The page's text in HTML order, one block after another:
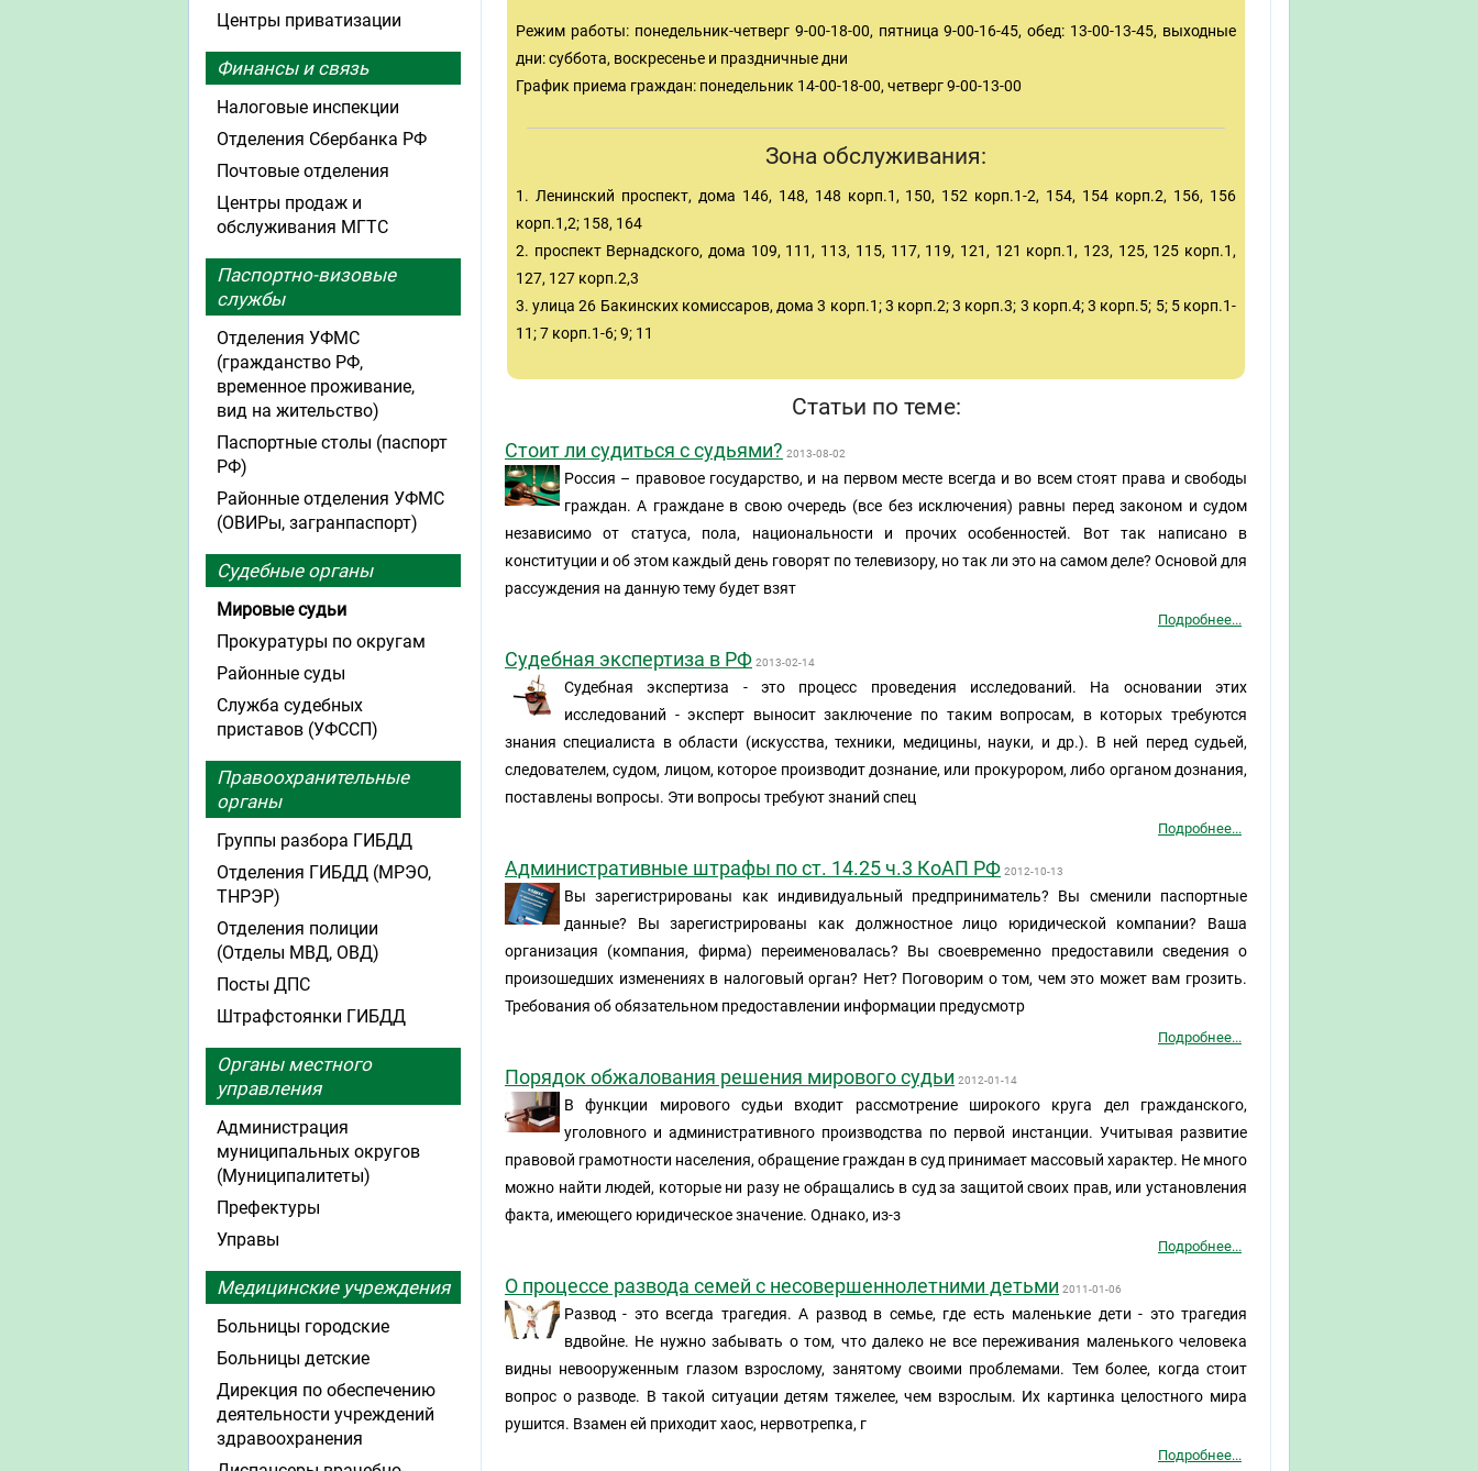
Режим работы: понедельник-четверг 9-00-18-00, пятница 9-00-16-45, обед: 13-00-13-45, выходные
дни: суббота, воскресенье и праздничные дни
График приема граждан: понедельник 14-00-18-00, четверг 9-00-13-00
Зона обслуживания:
1. Ленинский проспект, дома 146, 148, 148 корп.1, 150, 152 корп.1-2, 154, 154 корп.2, 156, 156
корп.1,2; 158, 164
2. проспект Вернадского, дома 109, 111, 113, 115, 117, 119, 121, 121 корп.1, 123, 125, 125 корп.1,
127, 127 корп.2,3
3. улица 26 Бакинских комиссаров, дома 3 корп.1; 3 корп.2; 3 корп.3; 3 корп.4; 3 корп.5; 5; 5 корп.1-
11; 7 корп.1-6; 9; 11
Статьи по теме:
Стоит ли судиться с судьями? 2013-08-02
Россия – правовое государство, и на первом месте всегда и во всем стоят права и свободы
граждан. А граждане в свою очередь (все без исключения) равны перед законом и судом
независимо от статуса, пола, национальности и прочих особенностей. Вот так написано в
конституции и об этом каждый день говорят по телевизору, но так ли это на самом деле? Основой для
рассуждения на данную тему будет взят
Подробнее...
Судебная экспертиза в РФ 2013-02-14
Судебная экспертиза - это процесс проведения исследований. На основании этих
исследований - эксперт выносит заключение по таким вопросам, в которых требуются
знания специалиста в области (искусства, техники, медицины, науки, и др.). В ней перед судьей,
следователем, судом, лицом, которое производит дознание, или прокурором, либо органом дознания,
поставлены вопросы. Эти вопросы требуют знаний спец
Подробнее...
Административные штрафы по ст. 14.25 ч.3 КоАП РФ 2012-10-13
Вы зарегистрированы как индивидуальный предприниматель? Вы сменили паспортные
данные? Вы зарегистрированы как должностное лицо юридической компании? Ваша
организация (компания, фирма) переименовалась? Вы своевременно предоставили сведения о
произошедших изменениях в налоговый орган? Нет? Поговорим о том, чем это может вам грозить.
Требования об обязательном предоставлении информации предусмотр
Подробнее...
Порядок обжалования решения мирового судьи 2012-01-14
В функции мирового судьи входит рассмотрение широкого круга дел гражданского,
уголовного и административного производства по первой инстанции. Учитывая развитие
правовой грамотности населения, обращение граждан в суд принимает массовый характер. Не много
можно найти людей, которые ни разу не обращались в суд за защитой своих прав, или установления
факта, имеющего юридическое значение. Однако, из-з
Подробнее...
О процессе развода семей с несовершеннолетними детьми 2011-01-06
Развод - это всегда трагедия. А развод в семье, где есть маленькие дети - это трагедия
вдвойне. Не нужно забывать о том, что далеко не все переживания маленького человека
видны невооруженным глазом взрослому, занятому своими проблемами. Тем более, когда стоит
вопрос о разводе. В такой ситуации детям тяжелее, чем взрослым. Их картинка целостного мира
рушится. Взамен ей приходит хаос, нервотрепка, г
Подробнее...
Центры приватизации
Финансы и связь
Налоговые инспекции
Отделения Сбербанка РФ
Почтовые отделения
Центры продаж и
обслуживания МГТС
Паспортно-визовые
службы
Отделения УФМС
(гражданство РФ,
временное проживание,
вид на жительство)
Паспортные столы (паспорт
РФ)
Районные отделения УФМС
(ОВИРы, загранпаспорт)
Судебные органы
Мировые судьи
Прокуратуры по округам
Районные суды
Служба судебных
приставов (УФССП)
Правоохранительные
органы
Группы разбора ГИБДД
Отделения ГИБДД (МРЭО,
ТНРЭР)
Отделения полиции
(Отделы МВД, ОВД)
Посты ДПС
Штрафстоянки ГИБДД
Органы местного
управления
Администрация
муниципальных округов
(Муниципалитеты)
Префектуры
Управы
Медицинские учреждения
Больницы городские
Больницы детские
Дирекция по обеспечению
деятельности учреждений
здравоохранения